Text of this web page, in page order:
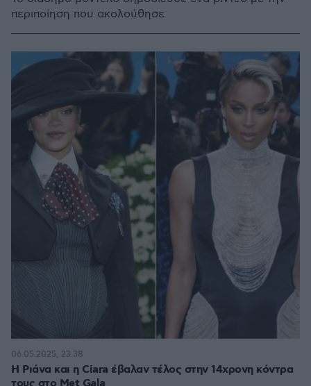
περιποίηση που ακολούθησε
Η Ριάνα και η Ciara έβαλαν τέλος στην 14χρονη κόντρα
06.05.2025, 23:38